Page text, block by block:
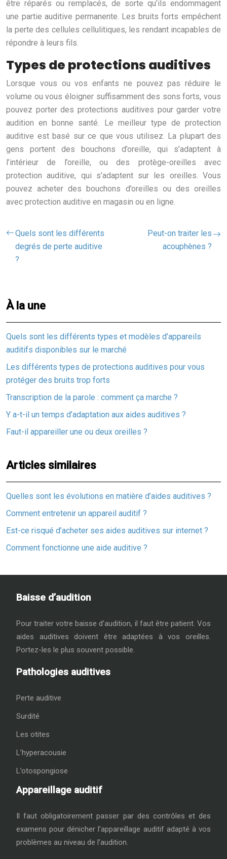
être réparés ou remplacés, de sorte qu’ils endommagent
une partie auditive permanente. Les bruits forts empêchent
la perte des cellules cellulitiques, les rendant incapables de
répondre à leurs fils.
Types de protections auditives
Lorsque vous ou vos enfants ne pouvez pas réduire le
volume ou vous éloigner suffisamment des sons forts, vous
pouvez porter des protections auditives pour garder votre
audition en bonne santé. Le meilleur type de protection
auditive est basé sur ce que vous utilisez. La plupart des
gens portent des bouchons d’oreille, qui s’adaptent à
l’intérieur de l’oreille, ou des protège-oreilles avec
protection auditive, qui s’adaptent sur les oreilles. Vous
pouvez acheter des bouchons d’oreilles ou des oreilles
avec protection auditive en magasin ou en ligne.
Quels sont les différents
degrés de perte auditive
?
Peut-on traiter les
acouphènes ?
À la une
Quels sont les différents types et modèles d’appareils
auditifs disponibles sur le marché
Les différents types de protections auditives pour vous
protéger des bruits trop forts
Transcription de la parole : comment ça marche ?
Y a-t-il un temps d’adaptation aux aides auditives ?
Faut-il appareiller une ou deux oreilles ?
Articles similaires
Quelles sont les évolutions en matière d’aides auditives ?
Comment entretenir un appareil auditif ?
Est-ce risqué d’acheter ses aides auditives sur internet ?
Comment fonctionne une aide auditive ?
Baisse d’audition
Pour traiter votre baisse d’audition, il faut être patient. Vos
aides auditives doivent être adaptées à vos oreilles.
Portez-les le plus souvent possible.
Pathologies auditives
Perte auditive
Surdité
Les otites
L’hyperacousie
L’otospongiose
Appareillage auditif
Il faut obligatoirement passer par des contrôles et des
examens pour dénicher l’appareillage auditif adapté à vos
problèmes au niveau de l’audition.